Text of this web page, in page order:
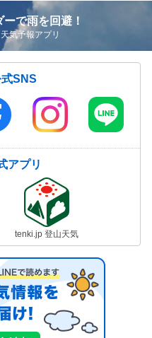
で雨を回避！
気予報アプリ
SNS
アプリ
tenki.jp 登山天気